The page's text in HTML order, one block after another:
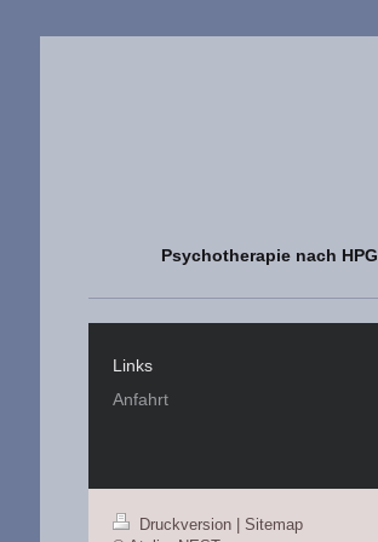
Psychotherapie nach HPG
Links
Anfahrt
Druckversion
Sitemap